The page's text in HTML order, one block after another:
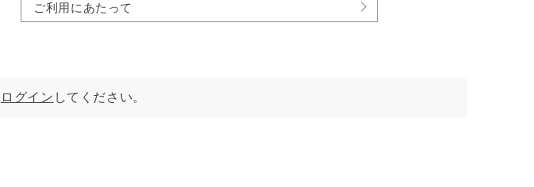
予めご了承いただきますようお願い申し上げます。
ご利用にあたって
ログイン してください。